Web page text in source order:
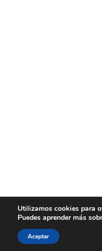
Utilizamos cookies para
Puedes aprender más
Aceptar